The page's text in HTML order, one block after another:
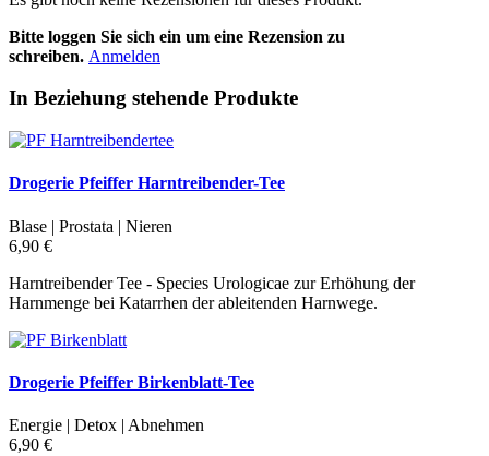
Bitte loggen Sie sich ein um eine Rezension zu
schreiben. Anmelden
In Beziehung stehende Produkte
Drogerie Pfeiffer Harntreibender-Tee
Blase | Prostata | Nieren
6,90 €
Harntreibender Tee - Species Urologicae zur Erhöhung der
Harnmenge bei Katarrhen der ableitenden Harnwege.
Drogerie Pfeiffer Birkenblatt-Tee
Energie | Detox | Abnehmen
6,90 €